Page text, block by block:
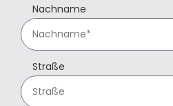
Nachname
Straße